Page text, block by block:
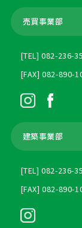
売買事業部
[TEL] 082-236-
[FAX] 082-890-
建築事業部
[TEL] 082-236-
[FAX] 082-890-